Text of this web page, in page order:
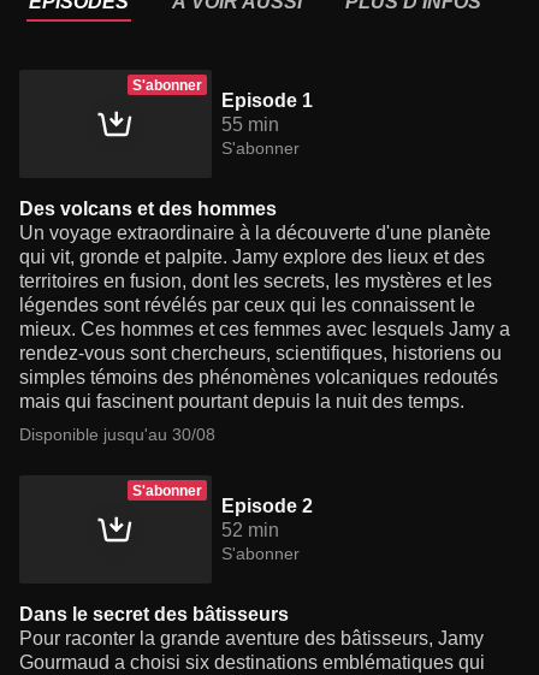
S'abonner
Episode 1
55 min
S'abonner
Des volcans et des hommes
Un voyage extraordinaire à la découverte d'une planète
qui vit, gronde et palpite. Jamy explore des lieux et des
territoires en fusion, dont les secrets, les mystères et les
légendes sont révélés par ceux qui les connaissent le
mieux. Ces hommes et ces femmes avec lesquels Jamy a
rendez-vous sont chercheurs, scientifiques, historiens ou
simples témoins des phénomènes volcaniques redoutés
mais qui fascinent pourtant depuis la nuit des temps.
Disponible jusqu'au 30/08
S'abonner
Episode 2
52 min
S'abonner
Dans le secret des bâtisseurs
Pour raconter la grande aventure des bâtisseurs, Jamy
Gourmaud a choisi six destinations emblématiques qui